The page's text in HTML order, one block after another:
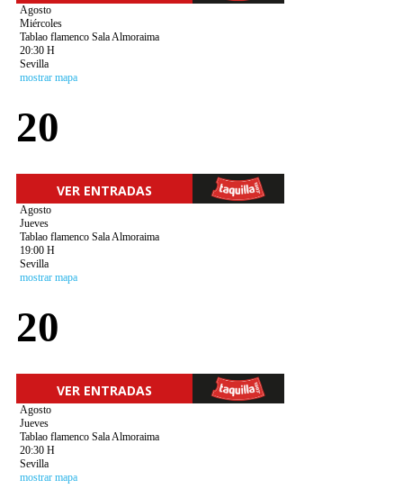
Agosto
Miércoles
Tablao flamenco Sala Almoraima
20:30 H
Sevilla
mostrar mapa
20
VER ENTRADAS
Agosto
Jueves
Tablao flamenco Sala Almoraima
19:00 H
Sevilla
mostrar mapa
20
VER ENTRADAS
Agosto
Jueves
Tablao flamenco Sala Almoraima
20:30 H
Sevilla
mostrar mapa